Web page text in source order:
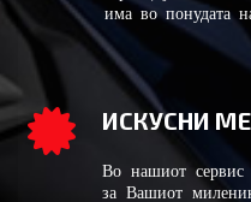
има во понудата
ИСКУСНИ
Во нашиот сервис
за Вашиот